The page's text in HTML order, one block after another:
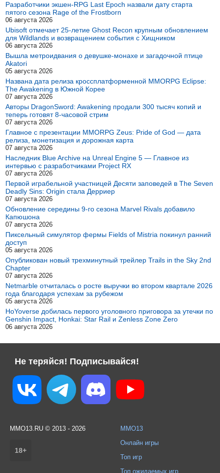
Разработчики экшен-RPG Last Epoch назвали дату старта
пятого сезона Rage of the Frostborn
06 августа 2026
Ubisoft отмечает 25-летие Ghost Recon крупным обновлением
для Wildlands и возвращением события с Хищником
06 августа 2026
Вышла метроидвания о девушке-монахе и загадочной птице
Akatori
05 августа 2026
Названа дата релиза кроссплатформенной MMORPG Eclipse:
The Awakening в Южной Корее
07 августа 2026
Авторы DragonSword: Awakening продали 300 тысяч копий и
теперь готовят 8-часовой стрим
07 августа 2026
Главное с презентации MMORPG Zeus: Pride of God — дата
релиза, монетизация и дорожная карта
07 августа 2026
Наследник Blue Archive на Unreal Engine 5 — Главное из
интервью с разработчиками Project RX
07 августа 2026
Первой играбельной участницей Десяти заповедей в The Seven
Deadly Sins: Origin стала Дерриер
07 августа 2026
Обновление середины 9-го сезона Marvel Rivals добавило
Капюшона
07 августа 2026
Пиксельный симулятор фермы Fields of Mistria покинул ранний
доступ
05 августа 2026
Опубликован новый трехминутный трейлер Trails in the Sky 2nd
Chapter
07 августа 2026
Netmarble отчиталась о росте выручки во втором квартале 2026
года благодаря успехам за рубежом
05 августа 2026
HoYoverse добилась первого уголовного приговора за утечки по
Genshin Impact, Honkai: Star Rail и Zenless Zone Zero
06 августа 2026
Не теряйся! Подписывайся!
MMO13.RU © 2013 - 2026
18+
MMO13
Онлайн игры
Топ игр
Топ ожидаемых игр